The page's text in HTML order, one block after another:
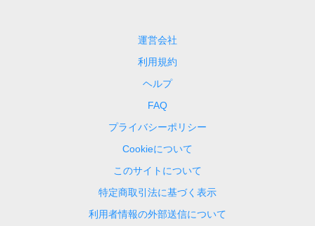
運営会社
利用規約
ヘルプ
FAQ
プライバシーポリシー
Cookieについて
このサイトについて
特定商取引法に基づく表示
利用者情報の外部送信について